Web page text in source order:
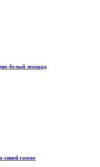
белый леопард
синей гамме